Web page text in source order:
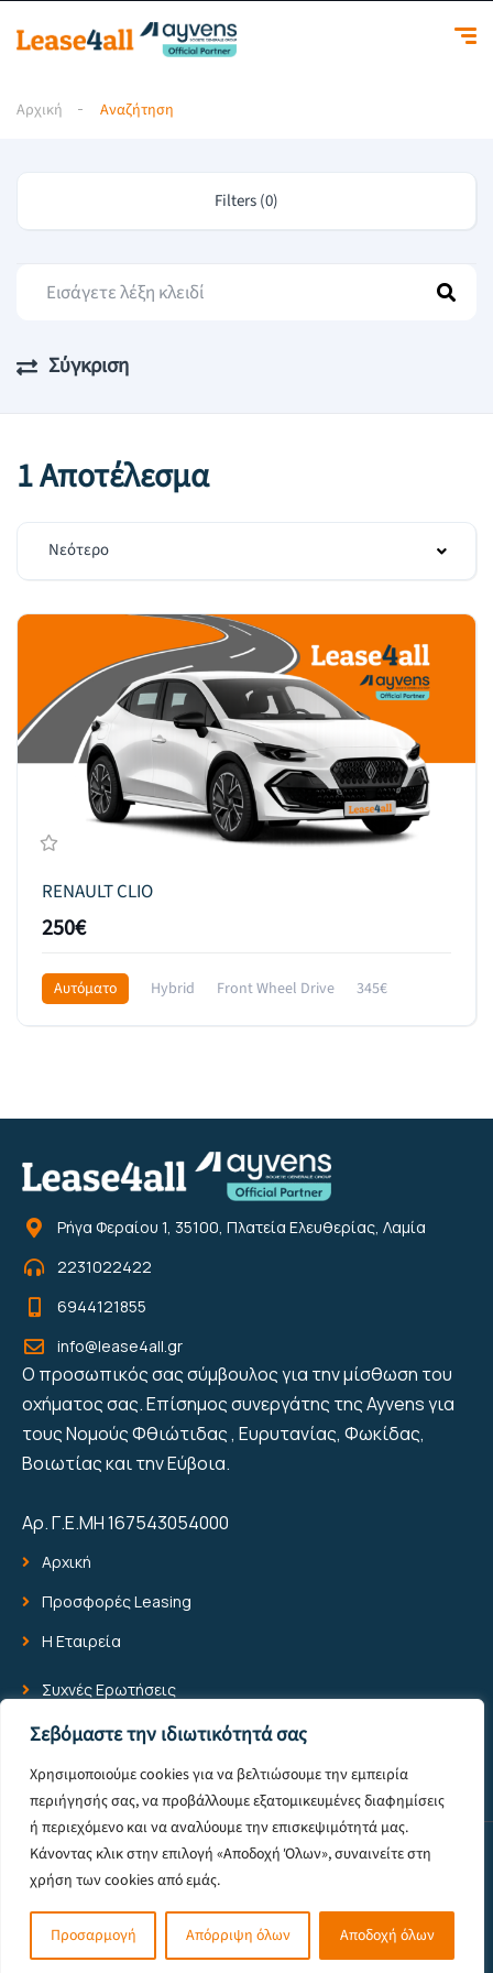
Σεβόμαστε την ιδιωτικότητά σας
Χρησιμοποιούμε cookies για να βελτιώσουμε την εμπειρία
περιήγησής σας, να προβάλλουμε εξατομικευμένες διαφημίσεις
ή περιεχόμενο και να αναλύουμε την επισκεψιμότητά μας.
Κάνοντας κλικ στην επιλογή «Αποδοχή Όλων», συναινείτε στη
χρήση των cookies από εμάς.
Προσαρμογή Απόρριψη όλων Αποδοχή όλων
Αρχική Αναζήτηση
Filters (0)
Σύγκριση
1 Αποτέλεσμα
Νεότερο
RENAULT CLIO
250€
Αυτόματο Hybrid Front Wheel Drive 345€
Ρήγα Φεραίου 1, 35100, Πλατεία Ελευθερίας, Λαμία
2231022422
6944121855
info@lease4all.gr
Ο προσωπικός σας σύμβουλος για την μίσθωση του
οχήματος σας. Επίσημος συνεργάτης της Ayvens για
τους Νομούς Φθιώτιδας , Ευρυτανίας, Φωκίδας,
Βοιωτίας και την Εύβοια.
Αρ. Γ.Ε.ΜΗ 167543054000
Αρχική
Προσφορές Leasing
Η Εταιρεία
Συχνές Ερωτήσεις
Blog
Επικοινωνία
© 2025 All Rights Reserved -
Powered by Pixelone